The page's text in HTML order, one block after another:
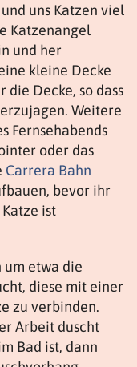
uns Katzen viel
Katzenangel
und her
kleine Decke
Decke, so dass
Weitere
Fernsehabends
oder das
Carrera Bahn
bevor ihr
ist
um etwa die
diese mit einer
zu verbinden.
Arbeit duscht
Bad ist, dann